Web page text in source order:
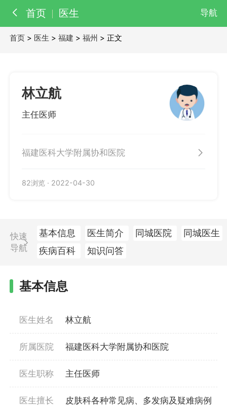
首页 医生 导航
医生
首页 > 医生 >福建 >福州 > 正文
林立航
主任医师
福建医科大学附属协和医院
82浏览 · 2022-04-30
快速
导航
基本信息 医生简介 同城医院
同城医生
疾病百科
知识问答
基本信息
医生姓名 林立航
所属医院 福建医科大学附属协和医院
医生职称 主任医师
医生擅长
皮肤科各种常见病、多发病及疑难病例